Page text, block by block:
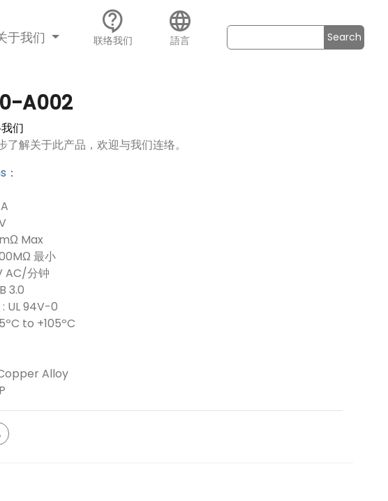
于我们
contact_support
联络我们
language
語言 Search
A002
们
了解关于此产品，欢迎与我们连络。
Max
最小
AC/分钟
3.0
: UL 94V-0
to +105ºC
Alloy